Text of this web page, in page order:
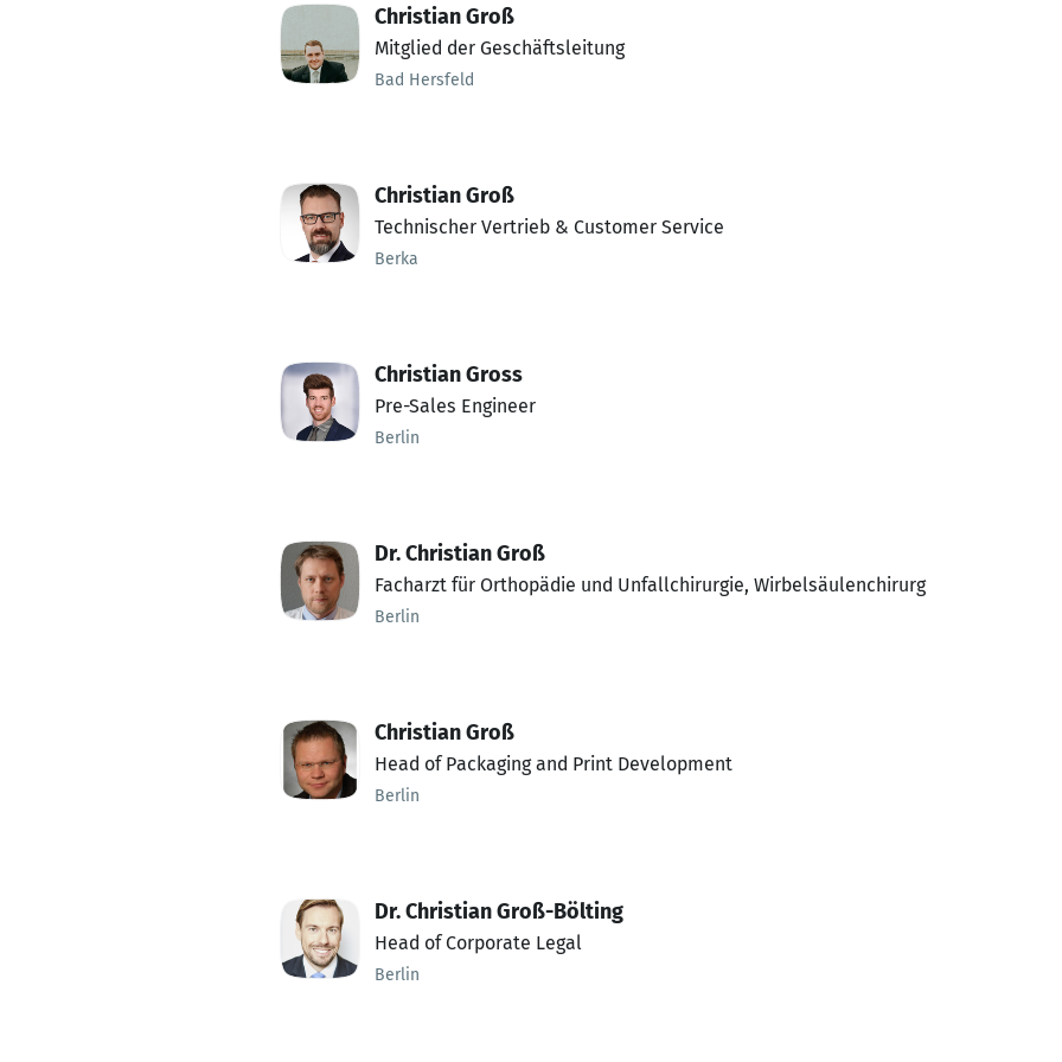
Christian Groß
Mitglied der Geschäftsleitung
Bad Hersfeld
Christian Groß
Technischer Vertrieb & Customer Service
Berka
Christian Gross
Pre-Sales Engineer
Berlin
Dr. Christian Groß
Facharzt für Orthopädie und Unfallchirurgie, Wirbelsäulenchirurg
Berlin
Christian Groß
Head of Packaging and Print Development
Berlin
Dr. Christian Groß-Bölting
Head of Corporate Legal
Berlin